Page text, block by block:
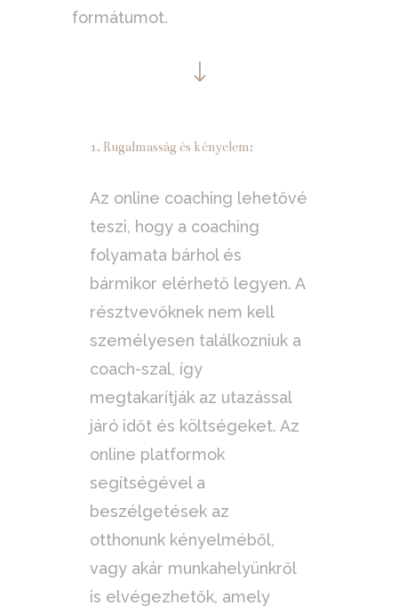
formátumot.
"
1. Rugalmasság és kényelem:
Az online coaching lehetővé
teszi, hogy a coaching
folyamata bárhol és
bármikor elérhető legyen. A
résztvevőknek nem kell
személyesen találkozniuk a
coach-szal, így
megtakarítják az utazással
járó időt és költségeket. Az
online platformok
segítségével a
beszélgetések az
otthonunk kényelméből,
vagy akár munkahelyünkről
is elvégezhetők, amely